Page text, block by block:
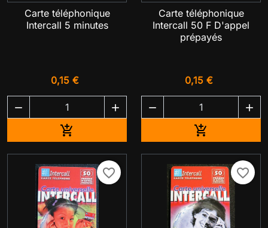
Carte téléphonique
Intercall 5 minutes
0,15 €
 

Carte téléphonique
Intercall 50 F D'appel
prépayés
0,15 €
 

favorite_border favorite_border